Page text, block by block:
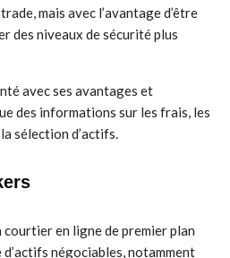
mais avec l’avantage d’être
des niveaux de sécurité plus
avec ses avantages et
des informations sur les frais, les
sélection d’actifs.
en ligne de premier plan
négociables, notamment